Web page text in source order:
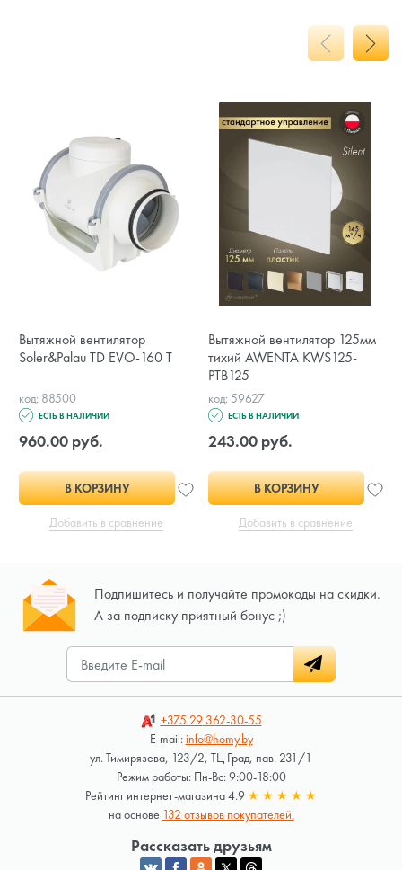
Вытяжной вентилятор
Soler&Palau TD EVO-160 T
код: 88500
ЕСТЬ В НАЛИЧИИ
960.00 руб.
В КОРЗИНУ
Добавить в сравнение
Вытяжной вентилятор 125мм
тихий AWENTA KWS125-
PTB125
код: 59627
ЕСТЬ В НАЛИЧИИ
243.00 руб.
В КОРЗИНУ
Добавить в сравнение
Подпишитесь и получайте промокоды на скидки.
А за подписку приятный бонус ;)
+375 29362-30-55
E-mail:info@homy.by
ул. Тимирязева, 123/2, ТЦ Град, пав. 231/1
Режим работы: Пн-Вс: 9:00-18:00
Рейтинг интернет-магазина 4.9 ★ ★ ★ ★ ★
на основе 132 отзывов покупателей.
Рассказать друзьям